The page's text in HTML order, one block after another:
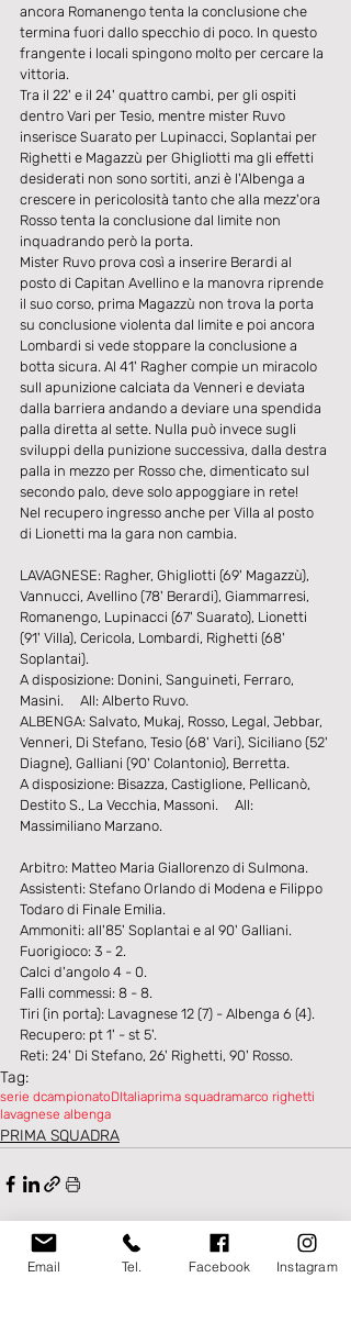
ancora Romanengo tenta la conclusione che
termina fuori dallo specchio di poco. In questo
frangente i locali spingono molto per cercare la
vittoria.
Tra il 22' e il 24' quattro cambi, per gli ospiti
dentro Vari per Tesio, mentre mister Ruvo
inserisce Suarato per Lupinacci, Soplantai per
Righetti e Magazzù per Ghigliotti ma gli effetti
desiderati non sono sortiti, anzi è l'Albenga a
crescere in pericolosità tanto che alla mezz'ora
Rosso tenta la conclusione dal limite non
inquadrando però la porta.
Mister Ruvo prova così a inserire Berardi al
posto di Capitan Avellino e la manovra riprende
il suo corso, prima Magazzù non trova la porta
su conclusione violenta dal limite e poi ancora
Lombardi si vede stoppare la conclusione a
botta sicura. Al 41' Ragher compie un miracolo
sull apunizione calciata da Venneri e deviata
dalla barriera andando a deviare una spendida
palla diretta al sette. Nulla può invece sugli
sviluppi della punizione successiva, dalla destra
palla in mezzo per Rosso che, dimenticato sul
secondo palo, deve solo appoggiare in rete!
Nel recupero ingresso anche per Villa al posto
di Lionetti ma la gara non cambia.
LAVAGNESE: Ragher, Ghigliotti (69' Magazzù),
Vannucci, Avellino (78' Berardi), Giammarresi,
Romanengo, Lupinacci (67' Suarato), Lionetti
(91' Villa), Cericola, Lombardi, Righetti (68'
Soplantai).
A disposizione: Donini, Sanguineti, Ferraro,
Masini.     All: Alberto Ruvo.
ALBENGA: Salvato, Mukaj, Rosso, Legal, Jebbar,
Venneri, Di Stefano, Tesio (68' Vari), Siciliano (52'
Diagne), Galliani (90' Colantonio), Berretta.
A disposizione: Bisazza, Castiglione, Pellicanò,
Destito S., La Vecchia, Massoni.     All:
Massimiliano Marzano.
Arbitro: Matteo Maria Giallorenzo di Sulmona.
Assistenti: Stefano Orlando di Modena e Filippo
Todaro di Finale Emilia.
Ammoniti: all'85' Soplantai e al 90' Galliani.
Fuorigioco: 3 - 2.
Calci d'angolo 4 - 0.
Falli commessi: 8 - 8.
Tiri (in porta): Lavagnese 12 (7) - Albenga 6 (4).
Recupero: pt 1' - st 5'.
Reti: 24' Di Stefano, 26' Righetti, 90' Rosso.
Tag:
serie dcampionatoDItaliaprima squadramarco righetti
lavagnese albenga
PRIMA SQUADRA
Email Tel. Facebook Instagram